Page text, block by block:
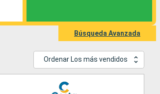
Búsqueda Avanzada
Ordenar Los más vendidos